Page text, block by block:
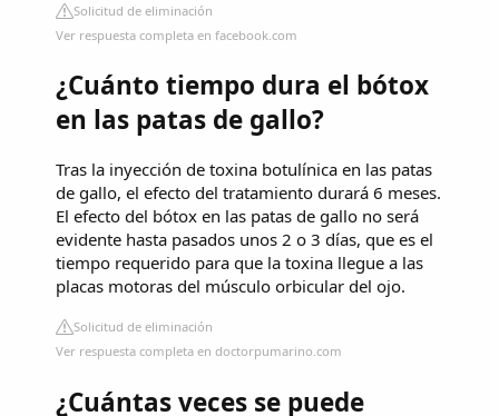
Solicitud de eliminación
Ver respuesta completa en facebook.com
¿Cuánto tiempo dura el bótox
en las patas de gallo?
Tras la inyección de toxina botulínica en las patas
de gallo, el efecto del tratamiento durará 6 meses.
El efecto del bótox en las patas de gallo no será
evidente hasta pasados unos 2 o 3 días, que es el
tiempo requerido para que la toxina llegue a las
placas motoras del músculo orbicular del ojo.
Solicitud de eliminación
Ver respuesta completa en doctorpumarino.com
¿Cuántas veces se puede